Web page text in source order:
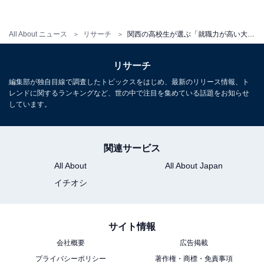
All About ニュース リサーチ
3位「関西大」、2位「同志社大」、1位は？
【関連リンク】
・プレスリリース
リサーチ
編集部が独自目線で調査したトピックスをはじめ、最新のリリース情報、ト
レンドに関するランキングなど、世の中で注目を集めている話題をお知らせ
しています。
関連サービス
All About
All About Japan
イチオシ
サイト情報
会社概要
広告掲載
プライバシーポリシー
著作権・商標・免責事項